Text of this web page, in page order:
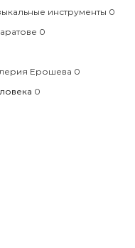
инструменты 0
0
Ерошева 0
0